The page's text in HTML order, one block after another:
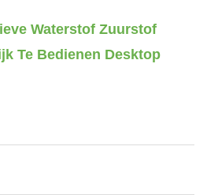
Waterstof Zuurstof
Te Bedienen Desktop